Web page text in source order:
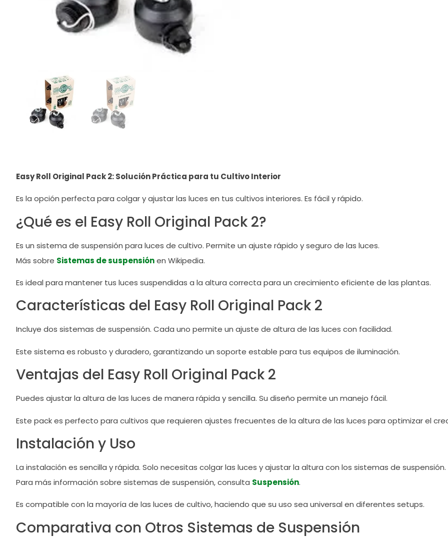
Easy Roll Original Pack 2: Solución Práctica para tu Cultivo Interior
Es la opción perfecta para colgar y ajustar las luces en tus cultivos interiores. Es fácil y rápido.
¿Qué es el Easy Roll Original Pack 2?
Es un sistema de suspensión para luces de cultivo. Permite un ajuste rápido y seguro de las luces.
Más sobre Sistemas de suspensiónen Wikipedia.
Es ideal para mantener tus luces suspendidas a la altura correcta para un crecimiento eficiente de las plantas.
Características del Easy Roll Original Pack 2
Incluye dos sistemas de suspensión. Cada uno permite un ajuste de altura de las luces con facilidad.
Este sistema es robusto y duradero, garantizando un soporte estable para tus equipos de iluminación.
Ventajas del Easy Roll Original Pack 2
Puedes ajustar la altura de las luces de manera rápida y sencilla. Su diseño permite un manejo fácil.
Este pack es perfecto para cultivos que requieren ajustes frecuentes de la altura de las luces para optimizar el
Instalación y Uso
La instalación es sencilla y rápida. Solo necesitas colgar las luces y ajustar la altura con los sistemas de suspensión.
Para más información sobre sistemas de suspensión, consulta Suspensión.
Es compatible con la mayoría de las luces de cultivo, haciendo que su uso sea universal en diferentes setups.
Comparativa con Otros Sistemas de Suspensión